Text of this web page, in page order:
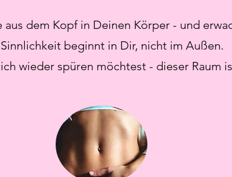
aus dem Kopf in Deinen Körper - und
Sinnlichkeit beginnt in Dir, nicht im Außen.
wieder spüren möchtest - dieser Raum